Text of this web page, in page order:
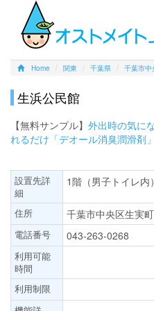
Home 関東 千葉県 千葉市中
生浜公民館
【無料サンプル】 外出時の気に
れるだけ「デオール消臭潤滑剤」
設置先詳
細
1階（男子トイレ内）
住所 千葉市中央区生実
電話番号 043-263-0268
利用可能
時間
利用制限